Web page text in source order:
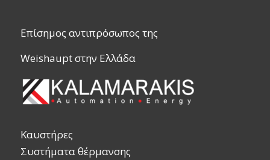
Επίσημος αντιπρόσωπος της
Weishaupt στην Ελλάδα
Καυστήρες
Συστήματα θέρμανσης